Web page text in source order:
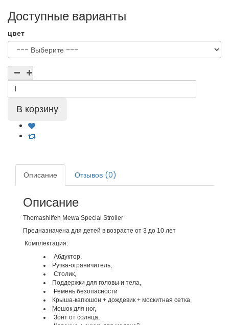
Доступные варианты
цвет
Описание Отзывов (0)
Описание
Thomashilfen Mewa Special Stroller
Предназначена для детей в возрасте от 3 до 10 лет
Комплектация:
Абдуктор,
Ручка-ограничитель,
Столик,
Поддержки для головы и тела,
Ремень безопасности
Крыша-капюшон + дождевик + москитная сетка,
Мешок для ног,
Зонт от солнца,